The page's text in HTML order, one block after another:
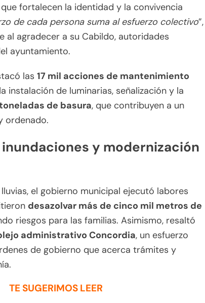
fortalecen la identidad y la convivencia
de cada persona suma al esfuerzo colectivo”,
al agradecer a su Cabildo, autoridades
ayuntamiento.
las 17 mil acciones de mantenimiento
instalación de luminarias, señalización y la
de basura, que contribuyen a un
ordenado.
y modernización
el gobierno municipal ejecutó labores
desazolvar más de cinco mil metros de
riesgos para las familias. Asimismo, resaltó
administrativo Concordia, un esfuerzo
de gobierno que acerca trámites y
TE SUGERIMOS LEER